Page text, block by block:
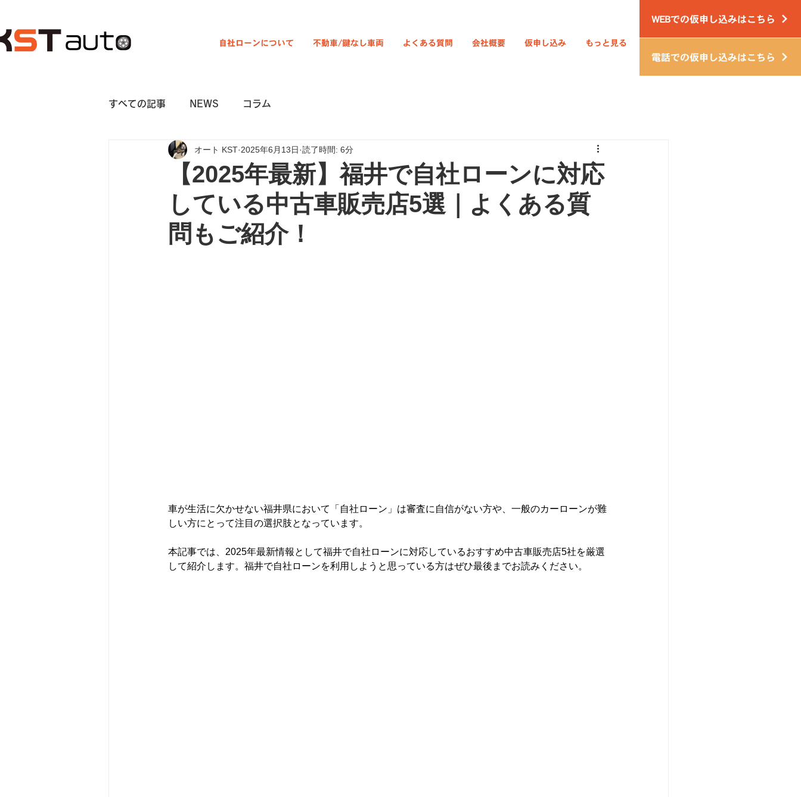
WEBでの仮申し込みはこちら
電話での仮申し込みはこちら
自社ローンについて 不動車/鍵なし車両 よくある質問 会社概要 仮申し込み もっと見る
すべての記事 NEWS コラム
【2025年最新】福井で自社ローンに対応
している中古車販売店5選｜よくある質
問もご紹介！
オート KST 2025年6月13日 読了時間: 6分
車が生活に欠かせない福井県において「自社ローン」は審査に自信がない方や、一般のカーローンが難
しい方にとって注目の選択肢となっています。
本記事では、2025年最新情報として福井で自社ローンに対応しているおすすめ中古車販売店5社を厳選
して紹介します。福井で自社ローンを利用しようと思っている方はぜひ最後までお読みください。